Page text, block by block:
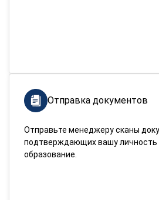
Отправка документов
Отправьте менеджеру сканы
подтверждающих вашу
образование.